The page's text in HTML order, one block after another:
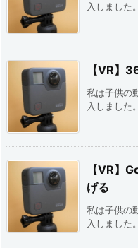
入しました
【VR】
私は子供の
入しました
【VR】
げる
私は子供の
入しました